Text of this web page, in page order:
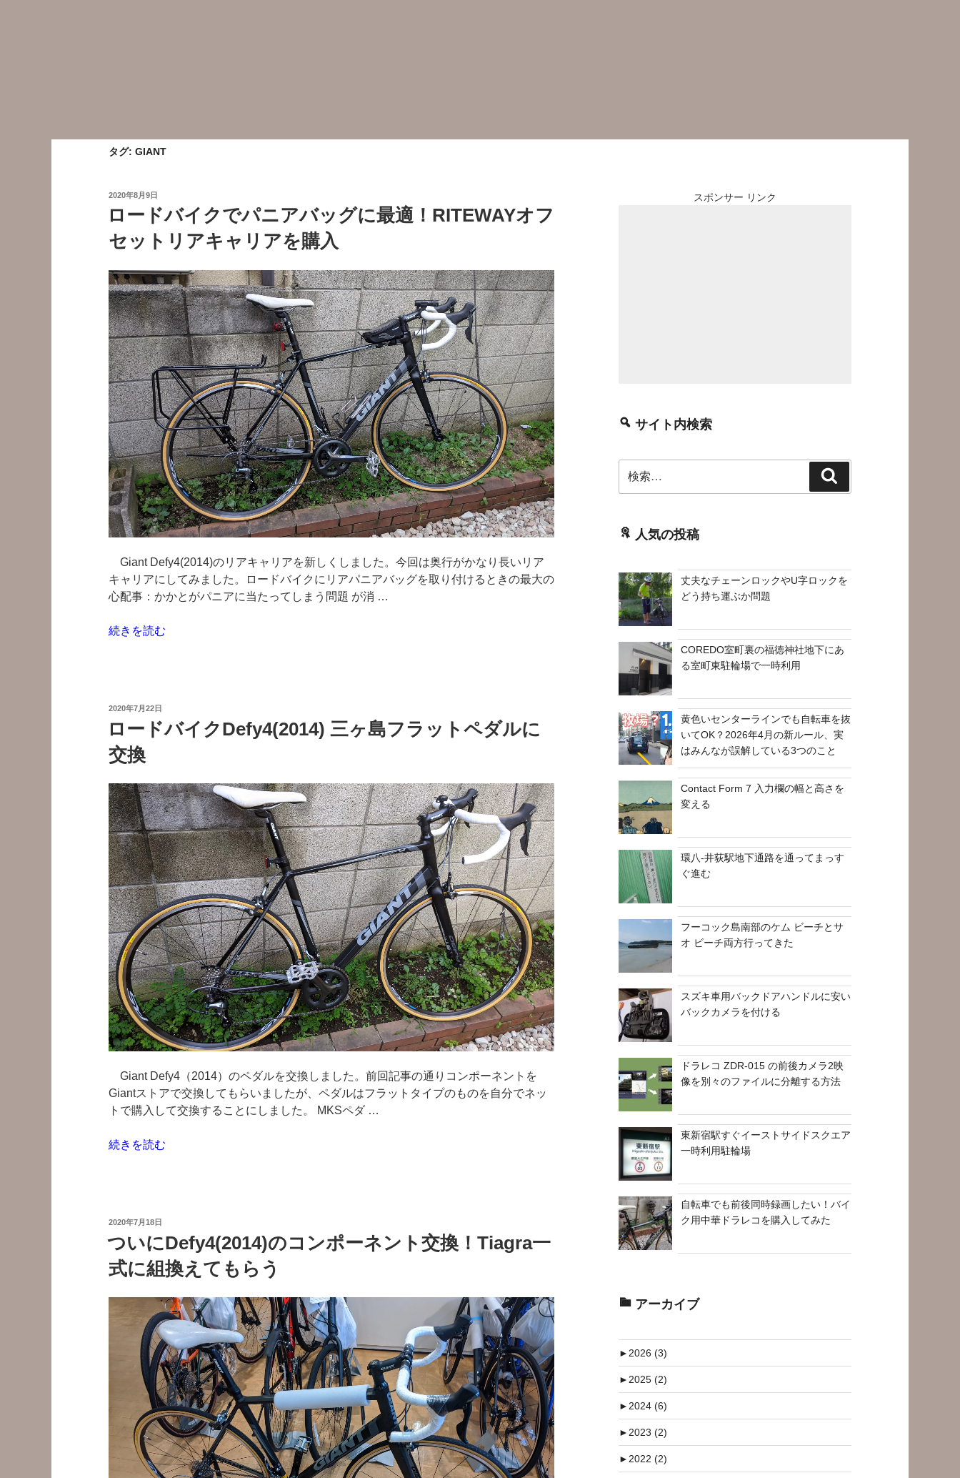
タグ: GIANT
投
日:
2020年8月9日
ロードバイクでパニアバッグに最適！RITEWAYオフ
セットリアキャリアを購入
Giant Defy4(2014)のリアキャリアを新しくしました。今回は奥行がかなり長いリア
キャリアにしてみました。ロードバイクにリアパニアバッグを取り付けるときの最大の
心配事：かかとがパニアに当たってしまう問題 が消 …
“ロ
で
パ
ニ
ア
バ
ッ
グ
に
最
適！
RITEWAY
オ
フ
セ
ッ
ト
リ
ア
キ
ア
を
入”
続きを読む
投
2020年7月22日
ロードバイクDefy4(2014) 三ヶ島フラットペダルに
交換
Giant Defy4（2014）のペダルを交換しました。前回記事の通りコンポーネントを
Giantストアで交換してもらいましたが、ペダルはフラットタイプのものを自分でネッ
トで購入して交換することにしました。 MKSペダ …
“ロ
Defy4(2014)
三
島
フ
続きを読む
投
日:
2020年7月18日
ついにDefy4(2014)のコンポーネント交換！Tiagra一
式に組換えてもらう
スポンサー リンク
サイト内検索
索:
索
人気の投稿
丈夫なチェーンロックやU字ロックを
どう持ち運ぶか問題
COREDO室町裏の福徳神社地下にあ
る室町東駐輪場で一時利用
黄色いセンターラインでも自転車を抜
いてOK？2026年4月の新ルール、実
はみんなが誤解している3つのこと
Contact Form 7 入力欄の幅と高さを
変える
環八-井荻駅地下通路を通ってまっす
ぐ進む
フーコック島南部のケム ビーチとサ
オ ビーチ両方行ってきた
スズキ車用バックドアハンドルに安い
バックカメラを付ける
ドラレコ ZDR-015 の前後カメラ2映
像を別々のファイルに分離する方法
東新宿駅すぐイーストサイドスクエア
一時利用駐輪場
自転車でも前後同時録画したい！バイ
ク用中華ドラレコを購入してみた
アーカイブ
► 2026 (3)
► 2025 (2)
► 2024 (6)
► 2023 (2)
► 2022 (2)